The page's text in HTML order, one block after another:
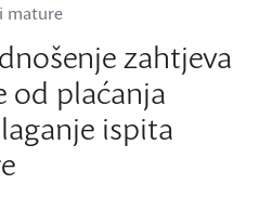
mature
zahtjeva
od plaćanja
ispita